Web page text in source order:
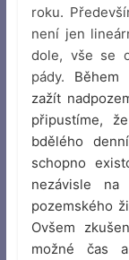
roku.
není jen
dole, vše se
pády. Během
zažít
připustíme,
bdělého
schopno
nezávisle
pozemského
Ovšem
možné čas